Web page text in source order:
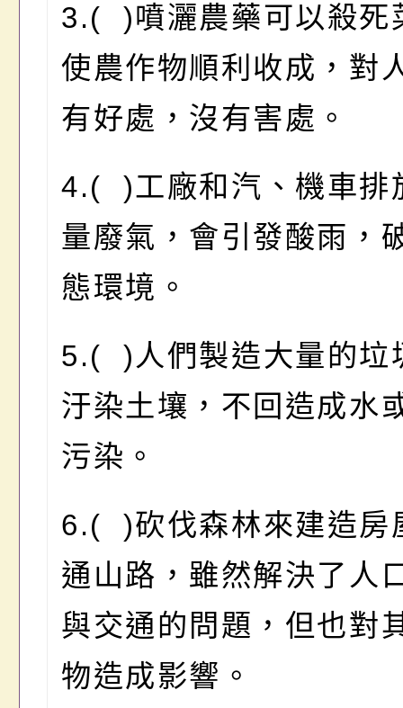
3.( )噴灑農藥可以殺死
使農作物順利收成，對
有好處，沒有害處。
4.( )工廠和汽、機車排
量廢氣，會引發酸雨，
態環境。
5.( )人們製造大量的垃
汙染土壤，不回造成水
污染。
6.( )砍伐森林來建造房
通山路，雖然解決了人
與交通的問題，但也對
物造成影響。